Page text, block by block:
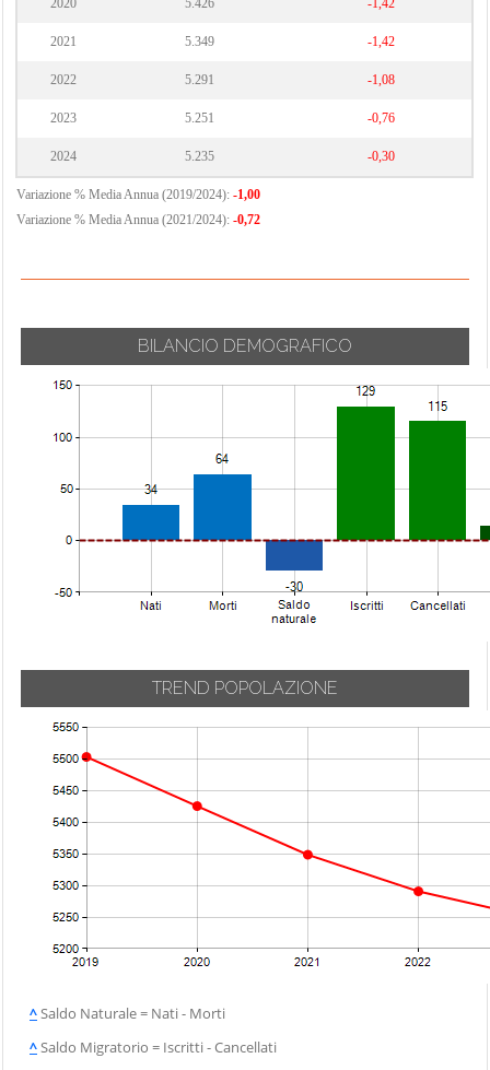
2020 5.426 -1,42
2021 5.349 -1,42
2022 5.291 -1,08
2023 5.251 -0,76
2024 5.235 -0,30
Variazione % Media Annua (2019/2024): -1,00
Variazione % Media Annua (2021/2024): -0,72
BILANCIO DEMOGRAFICO
TREND POPOLAZIONE
^Saldo Naturale = Nati - Morti
^Saldo Migratorio = Iscritti - Cancellati